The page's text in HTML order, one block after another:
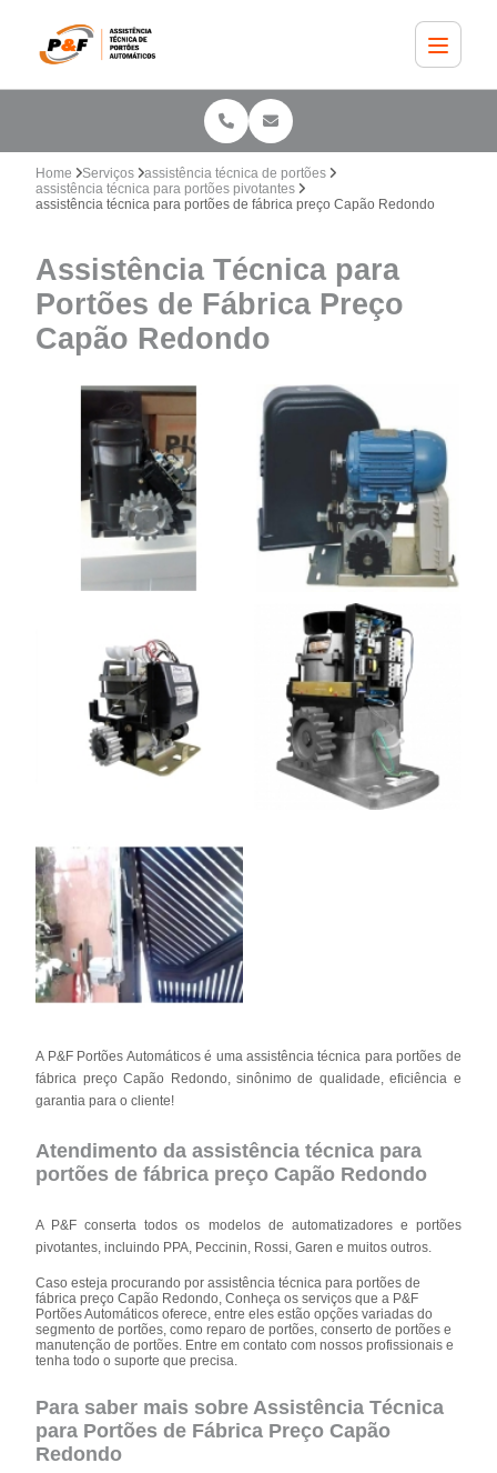
Home Serviços
assistência técnica de portões
assistência técnica para portões pivotantes
assistência técnica para portões de fábrica preço Capão Redondo
Assistência Técnica para
Portões de Fábrica Preço
Capão Redondo
A P&F Portões Automáticos é uma assistência técnica para portões de
fábrica preço Capão Redondo, sinônimo de qualidade, eficiência e
garantia para o cliente!
Atendimento da assistência técnica para
portões de fábrica preço Capão Redondo
A P&F conserta todos os modelos de automatizadores e portões
pivotantes, incluindo PPA, Peccinin, Rossi, Garen e muitos outros.
Caso esteja procurando por assistência técnica para portões de
fábrica preço Capão Redondo, Conheça os serviços que a P&F
Portões Automáticos oferece, entre eles estão opções variadas do
segmento de portões, como reparo de portões, conserto de portões e
manutenção de portões. Entre em contato com nossos profissionais e
tenha todo o suporte que precisa.
Para saber mais sobre Assistência Técnica
para Portões de Fábrica Preço Capão
Redondo